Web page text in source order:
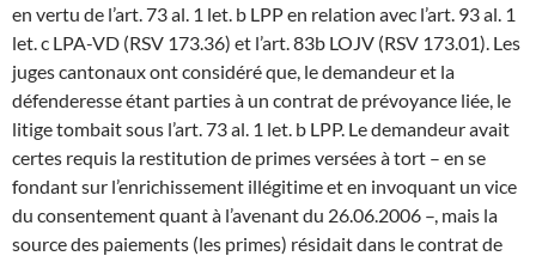
en vertu de l’art. 73 al. 1 let. b LPP en relation avec l’art. 93 al. 1
let. c LPA-VD (RSV 173.36) et l’art. 83b LOJV (RSV 173.01). Les
juges cantonaux ont considéré que, le demandeur et la
défenderesse étant parties à un contrat de prévoyance liée, le
litige tombait sous l’art. 73 al. 1 let. b LPP. Le demandeur avait
certes requis la restitution de primes versées à tort – en se
fondant sur l’enrichissement illégitime et en invoquant un vice
du consentement quant à l’avenant du 26.06.2006 –, mais la
source des paiements (les primes) résidait dans le contrat de